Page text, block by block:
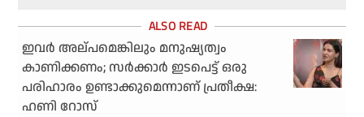
ഇവര്‍ അല്പമെങ്കിലും മനുഷ്യത്വം
കാണിക്കണം; സര്‍ക്കാര്‍ ഇടപെട്ട് ഒരു
പരിഹാരം ഉണ്ടാക്കുമെന്നാണ് പ്രതീക്ഷ:
ഹണി റോസ്